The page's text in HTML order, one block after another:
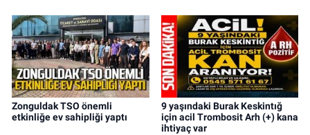
Zonguldak TSO önemli
etkinliğe ev sahipliği yaptı
9 yaşındaki Burak Keskintığ
için acil Trombosit Arh (+) kana
ihtiyaç var